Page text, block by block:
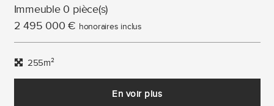
Immeuble 0 pièce(s)
2 495 000 € honoraires inclus
255m²
En voir plus